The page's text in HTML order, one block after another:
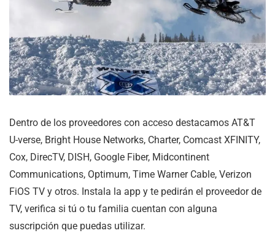
Dentro de los proveedores con acceso destacamos AT&T
U-verse, Bright House Networks, Charter, Comcast XFINITY,
Cox, DirecTV, DISH, Google Fiber, Midcontinent
Communications, Optimum, Time Warner Cable, Verizon
FiOS TV y otros. Instala la app y te pedirán el proveedor de
TV, verifica si tú o tu familia cuentan con alguna
suscripción que puedas utilizar.